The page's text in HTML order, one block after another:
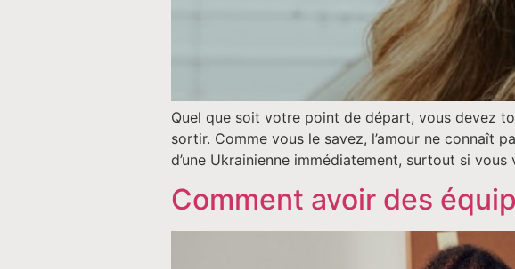
Quel que soit votre point de départ, vous devez
sortir. Comme vous le savez, l’amour ne
d’une Ukrainienne immédiatement, surtout si
Comment avoir des